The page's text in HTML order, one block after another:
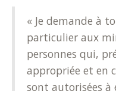
« Je demande à
particulier aux
personnes qui,
appropriée et en
sont autorisées à